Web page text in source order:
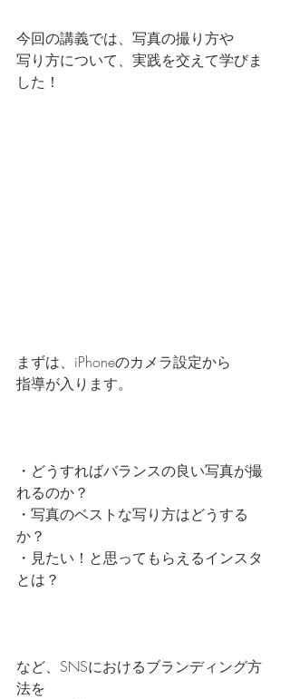
今回の講義では、写真の撮り方や
写り方について、実践を交えて学びま
した！
まずは、iPhoneのカメラ設定から
指導が入ります。
・どうすればバランスの良い写真が撮
れるのか？
・写真のベストな写り方はどうする
か？
・見たい！と思ってもらえるインスタ
とは？
など、SNSにおけるブランディング方
法を